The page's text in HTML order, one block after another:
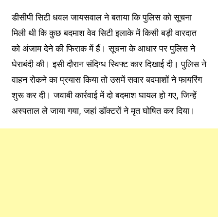
डीसीपी सिटी धवल जायसवाल ने बताया कि पुलिस को सूचना
मिली थी कि कुछ बदमाश वेव सिटी इलाके में किसी बड़ी वारदात
को अंजाम देने की फिराक में हैं। सूचना के आधार पर पुलिस ने
घेराबंदी की। इसी दौरान संदिग्ध स्विफ्ट कार दिखाई दी। पुलिस ने
वाहन रोकने का प्रयास किया तो उसमें सवार बदमाशों ने फायरिंग
शुरू कर दी। जवाबी कार्रवाई में दो बदमाश घायल हो गए, जिन्हें
अस्पताल ले जाया गया, जहां डॉक्टरों ने मृत घोषित कर दिया।